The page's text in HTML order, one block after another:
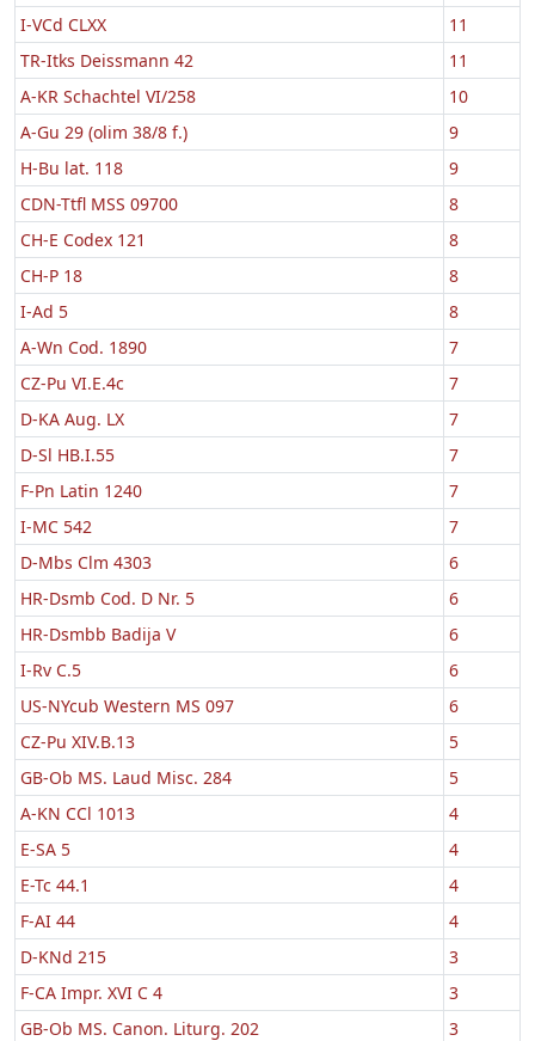
I-VCd CLXX
11
TR-Itks Deissmann 42
11
A-KR Schachtel VI/258
10
A-Gu 29 (olim 38/8 f.)
9
H-Bu lat. 118
9
CDN-Ttfl MSS 09700
8
CH-E Codex 121
8
CH-P 18
8
I-Ad 5
8
A-Wn Cod. 1890
7
CZ-Pu VI.E.4c
7
D-KA Aug. LX
7
D-Sl HB.I.55
7
F-Pn Latin 1240
7
I-MC 542
7
D-Mbs Clm 4303
6
HR-Dsmb Cod. D Nr. 5
6
HR-Dsmbb Badija V
6
I-Rv C.5
6
US-NYcub Western MS 097
6
CZ-Pu XIV.B.13
5
GB-Ob MS. Laud Misc. 284
5
A-KN CCl 1013
4
E-SA 5
4
E-Tc 44.1
4
F-AI 44
4
D-KNd 215
3
F-CA Impr. XVI C 4
3
GB-Ob MS. Canon. Liturg. 202
3